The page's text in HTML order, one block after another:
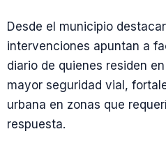
Desde el municipio
intervenciones apuntan a
diario de quienes residen
mayor seguridad vial,
urbana en zonas que
respuesta.